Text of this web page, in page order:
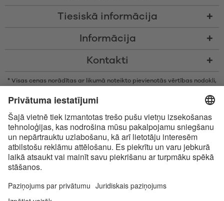
Tiesiskā informācija
Informācija
Kontakti
* Visas cenas norādītas ar likumā noteikto pievienotās vērtības nodokli,
vien nav noteikts citādi
* Bluetooth® vārdiskā zīme un logotipi ir reģistrētas preču zīmes, kas
pieder Bluetooth SIG, Inc., un Satisfyer GmbH izmanto šīs zīmes saskaņā
ar licenci.
Apple, Apple logotips un Apple Watch ir Apple Inc., preču zīmes. Google
Play un Google Play logotips ir Google LLC preču zīmes.